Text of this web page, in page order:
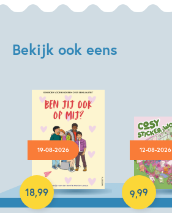
Bekijk ook eens
19-08-2026
18,99
Hardcover
12-08-2026
9,99
Paperback